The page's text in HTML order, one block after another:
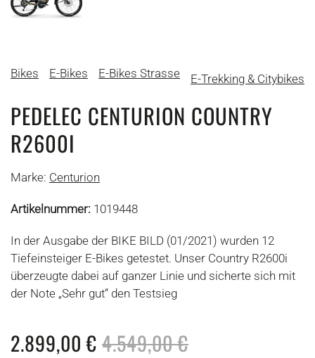
Bikes E-Bikes E-Bikes Strasse E-Trekking & Citybikes
PEDELEC CENTURION COUNTRY
R2600I
Marke: Centurion
Artikelnummer: 1019448
In der Ausgabe der BIKE BILD (01/2021) wurden 12
Tiefeinsteiger E-Bikes getestet. Unser Country R2600i
überzeugte dabei auf ganzer Linie und sicherte sich mit
der Note „Sehr gut“ den Testsieg
2.899,00€4.549,00€